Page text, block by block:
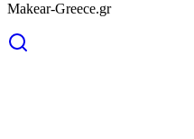
Makear-Greece.gr